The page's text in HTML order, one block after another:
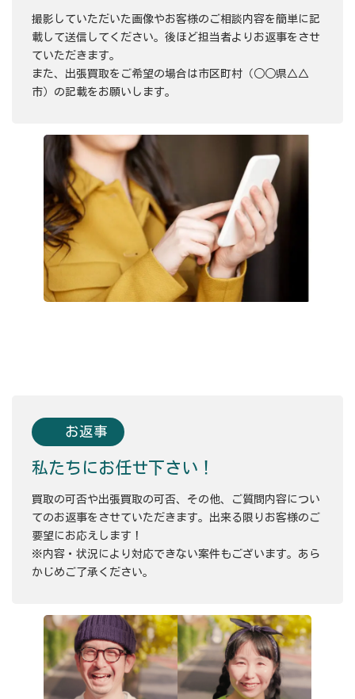
撮影していただいた画像やお客様のご相談内容を簡単に記
載して送信してください。後ほど担当者よりお返事をさせ
ていただきます。
また、出張買取をご希望の場合は市区町村（○○県△△
市）の記載をお願いします。
お返事
私たちにお任せ下さい！
買取の可否や出張買取の可否、その他、ご質問内容につい
てのお返事をさせていただきます。出来る限りお客様のご
要望にお応えします！
※内容・状況により対応できない案件もございます。あら
かじめご了承ください。